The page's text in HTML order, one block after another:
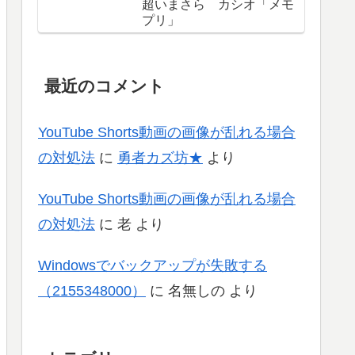
超いまさら カシオ「メモ
プリ」
最近のコメント
YouTube Shorts動画の画像が乱れる場合
の対処法 に 勇者カズ坊★ より
YouTube Shorts動画の画像が乱れる場合
の対処法 に 老 より
Windowsでバックアップが失敗する
（2155348000）
に 名無しの より